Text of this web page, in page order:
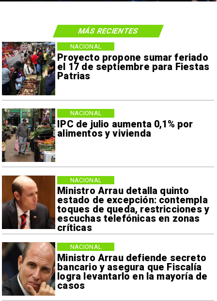
Proyecto propone sumar feriado
el 17 de septiembre para Fiestas
Patrias
NACIONAL
IPC de julio aumenta 0,1% por
alimentos y vivienda
NACIONAL
Ministro Arrau detalla quinto
estado de excepción: contempla
toques de queda, restricciones y
escuchas telefónicas en zonas
críticas
NACIONAL
Ministro Arrau defiende secreto
bancario y asegura que Fiscalía
logra levantarlo en la mayoría de
casos
NACIONAL
MÁS RECIENTES